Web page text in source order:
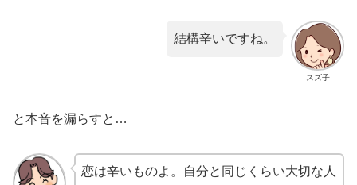
スズ子
結構辛いですね。
と本音を漏らすと…
恋は辛いものよ。自分と同じくらい大切な人